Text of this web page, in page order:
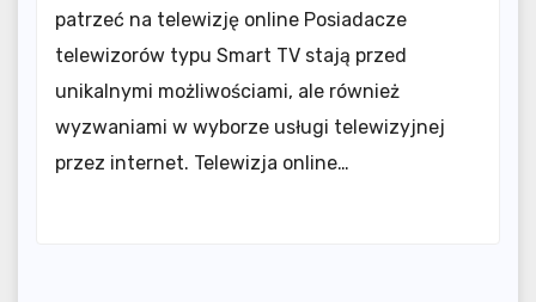
patrzeć na telewizję online Posiadacze
telewizorów typu Smart TV stają przed
unikalnymi możliwościami, ale również
wyzwaniami w wyborze usługi telewizyjnej
przez internet. Telewizja online…